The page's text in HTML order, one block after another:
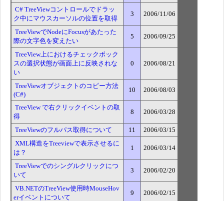
C# TreeViewコントロールでドラッ
ク中にマウスカーソルの位置を取得
3 2006/11/06
TreeViewでNodeにFocusがあたった
際の文字色を変えたい
5 2006/09/25
TreeView上におけるチェックボック
スの選択状態が画面上に反映されな
い
0 2006/08/21
TreeViewオブジェクトのコピー方法
(C#)
10 2006/08/03
TreeView で右クリックイベントの取
得
8 2006/03/28
TreeViewのフルパス取得について 11
2006/03/15
XML構造をTreeviewで表示させるに
は？
1 2006/03/14
TreeViewでのシングルクリックにつ
いて
3 2006/02/20
VB.NETのTreeView使用時MouseHov
erイベントについて
9 2006/02/15